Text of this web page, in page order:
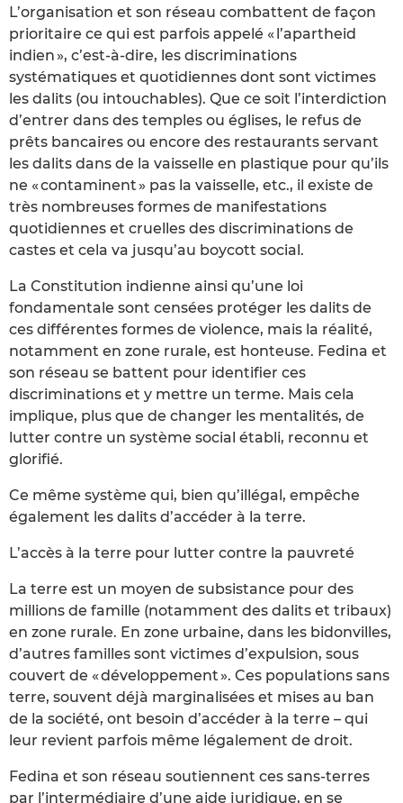
L’organisation et son réseau combattent de façon
prioritaire ce qui est parfois appelé « l’apartheid
indien », c’est-à-dire, les discriminations
systématiques et quotidiennes dont sont victimes
les dalits (ou intouchables). Que ce soit l’interdiction
d’entrer dans des temples ou églises, le refus de
prêts bancaires ou encore des restaurants servant
les dalits dans de la vaisselle en plastique pour qu’ils
ne « contaminent » pas la vaisselle, etc., il existe de
très nombreuses formes de manifestations
quotidiennes et cruelles des discriminations de
castes et cela va jusqu’au boycott social.
La Constitution indienne ainsi qu’une loi
fondamentale sont censées protéger les dalits de
ces différentes formes de violence, mais la réalité,
notamment en zone rurale, est honteuse. Fedina et
son réseau se battent pour identifier ces
discriminations et y mettre un terme. Mais cela
implique, plus que de changer les mentalités, de
lutter contre un système social établi, reconnu et
glorifié.
Ce même système qui, bien qu’illégal, empêche
également les dalits d’accéder à la terre.
L’accès à la terre pour lutter contre la pauvreté
La terre est un moyen de subsistance pour des
millions de famille (notamment des dalits et tribaux)
en zone rurale. En zone urbaine, dans les bidonvilles,
d’autres familles sont victimes d’expulsion, sous
couvert de « développement ». Ces populations sans
terre, souvent déjà marginalisées et mises au ban
de la société, ont besoin d’accéder à la terre – qui
leur revient parfois même légalement de droit.
Fedina et son réseau soutiennent ces sans-terres
par l’intermédiaire d’une aide juridique, en se